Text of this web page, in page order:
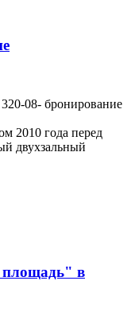
08- бронирование
2010 года перед
двухзальный
площадь" в